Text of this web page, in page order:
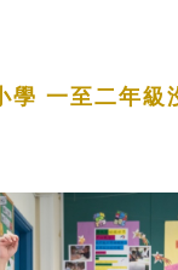
學 一至二年級